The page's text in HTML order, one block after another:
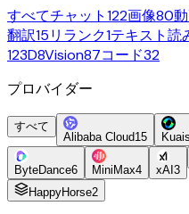
すべてチャット122画像80
翻訳15リランク1テキスト読
123D8Vision87コード32
プロバイダー
すべて
Alibaba Cloud15
ByteDance6 MiniMax4 xAI 3
HappyHorse2